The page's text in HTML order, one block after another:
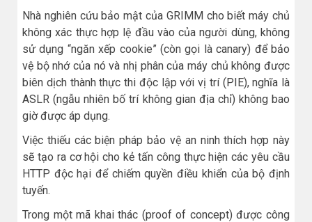
Nhà nghiên cứu bảo mật của GRIMM cho biết máy chủ
không xác thực hợp lệ đầu vào của người dùng, không
sử dụng “ngăn xếp cookie” (còn gọi là canary) để bảo
vệ bộ nhớ của nó và nhị phân của máy chủ không được
biên dịch thành thực thi độc lập với vị trí (PIE), nghĩa là
ASLR (ngẫu nhiên bố trí không gian địa chỉ) không bao
giờ được áp dụng.
Việc thiếu các biện pháp bảo vệ an ninh thích hợp này
sẽ tạo ra cơ hội cho kẻ tấn công thực hiện các yêu cầu
HTTP độc hại để chiếm quyền điều khiển của bộ định
tuyến.
Trong một mã khai thác (proof of concept) được công